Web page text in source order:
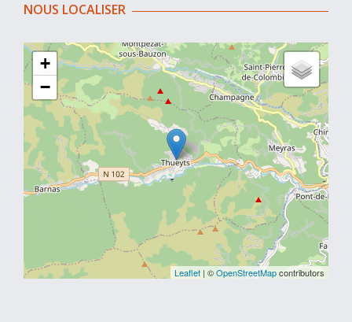
NOUS LOCALISER
+
−
Leaflet | ©OpenStreetMapcontributors